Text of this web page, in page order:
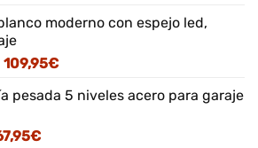
82,95€.
actual
71,95€.
moderno con espejo led,
El
original
125,95€.
109,95€El
actual
pesada 5 niveles acero para garaje
€El